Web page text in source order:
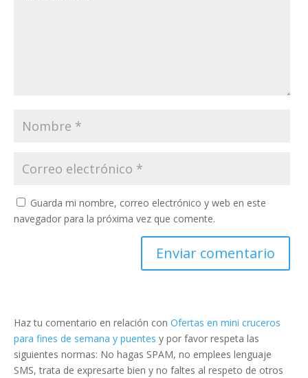
Guarda mi nombre, correo electrónico y web en este
navegador para la próxima vez que comente.
Haz tu comentario en relación con Ofertas en mini cruceros
para fines de semana y puentes y por favor respeta las
siguientes normas: No hagas SPAM, no emplees lenguaje
SMS, trata de expresarte bien y no faltes al respeto de otros